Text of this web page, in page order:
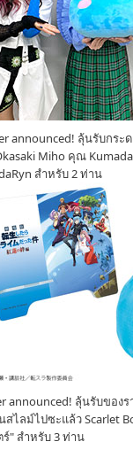
announced! ลุ้นรับกระ
Miho คุณ
สำหรับ 2 ท่าน
announced! ลุ้นรับของร
สไลม์ไปซะแล้ว Scarlet
" สำหรับ 3 ท่าน